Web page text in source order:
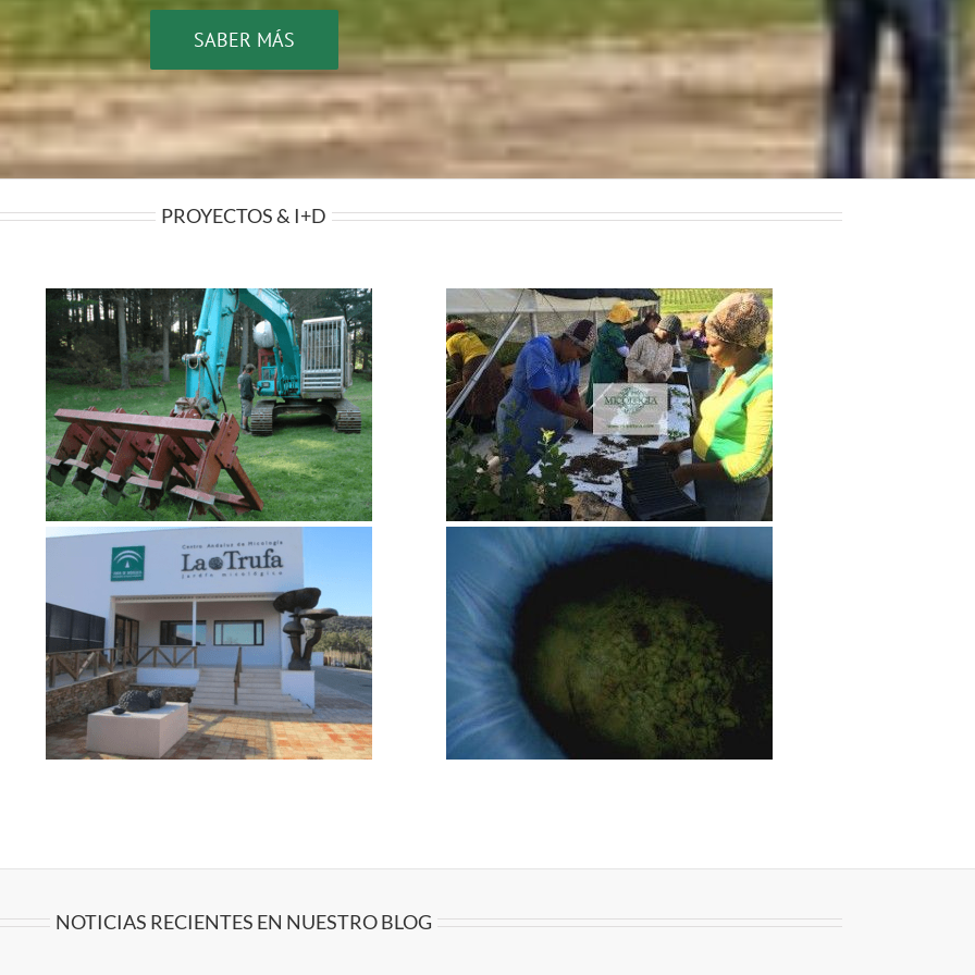
SABER MÁS
PROYECTOS & I+D
Transferencia Tecnologica para Mosbec
Truffle Farms – Surafrica
Proyectos de empresa Recientes
Cultivo de Tuber Borchii en Avellanos –
Chile
Proyectos I+D Recientes
NOTICIAS RECIENTES EN NUESTRO BLOG